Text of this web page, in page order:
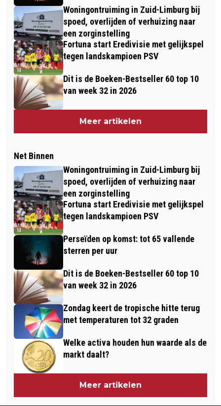
Woningontruiming in Zuid-Limburg bij
spoed, overlijden of verhuizing naar
een zorginstelling
Fortuna start Eredivisie met gelijkspel
tegen landskampioen PSV
Dit is de Boeken-Bestseller 60 top 10
van week 32 in 2026
Meer artikelen
Net Binnen
Woningontruiming in Zuid-Limburg bij
spoed, overlijden of verhuizing naar
een zorginstelling
Fortuna start Eredivisie met gelijkspel
tegen landskampioen PSV
Perseïden op komst: tot 65 vallende
sterren per uur
Dit is de Boeken-Bestseller 60 top 10
van week 32 in 2026
Zondag keert de tropische hitte terug
met temperaturen tot 32 graden
Welke activa houden hun waarde als de
markt daalt?
Meer artikelen